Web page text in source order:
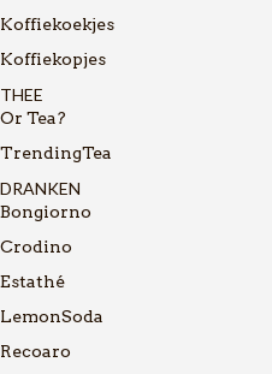
Koffiekoekjes
Koffiekopjes
THEE
Or Tea?
TrendingTea
DRANKEN
Bongiorno
Crodino
Estathé
LemonSoda
Recoaro